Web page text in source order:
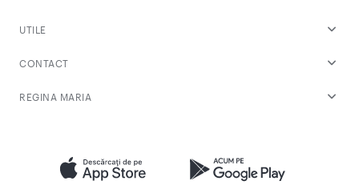
UTILE
CONTACT
REGINA MARIA